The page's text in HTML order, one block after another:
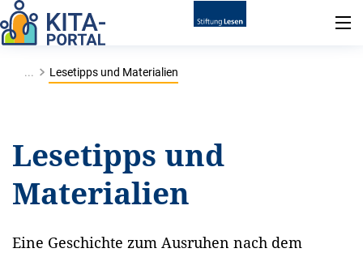
... Lesetipps und Materialien
Lesetipps und
Materialien
Eine Geschichte zum Ausruhen nach dem